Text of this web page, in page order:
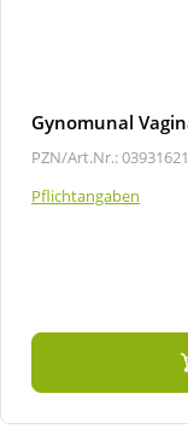
Gynomunal
PZN/Art.Nr.:
Pflichtangaben